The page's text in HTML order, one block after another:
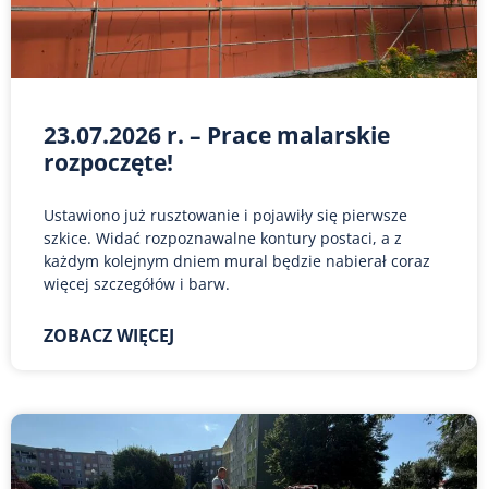
23.07.2026 r. – Prace malarskie
rozpoczęte!
Ustawiono już rusztowanie i pojawiły się pierwsze
szkice. Widać rozpoznawalne kontury postaci, a z
każdym kolejnym dniem mural będzie nabierał coraz
więcej szczegółów i barw.
ZOBACZ WIĘCEJ